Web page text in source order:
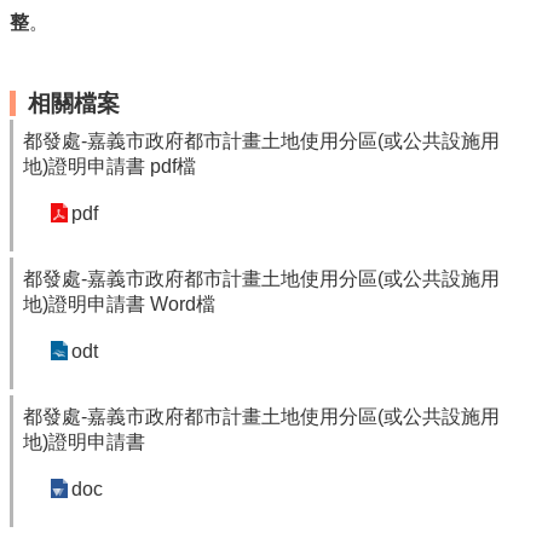
整。
相關檔案
都發處-嘉義市政府都市計畫土地使用分區(或公共設施用
地)證明申請書 pdf檔
pdf
都發處-嘉義市政府都市計畫土地使用分區(或公共設施用
地)證明申請書 Word檔
odt
都發處-嘉義市政府都市計畫土地使用分區(或公共設施用
地)證明申請書
doc